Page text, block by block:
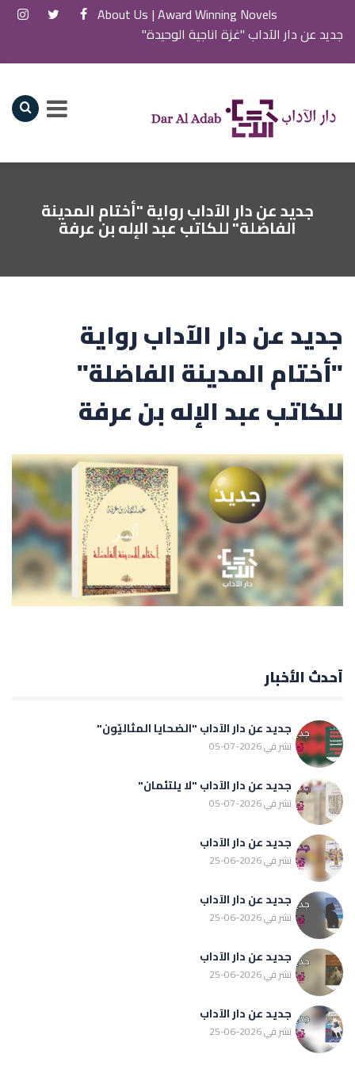
Award Winning Novels |
About Us
جديد عن دار الآداب "غزة اناجية الوحيدة"
جديد عن دار الآداب رواية "أختام المدينة
الفاضلة" للكاتب عبد الإله بن عرفة
جديد عن دار الآداب رواية
"أختام المدينة الفاضلة"
للكاتب عبد الإله بن عرفة
أحدث الأخبار
جديد عن دار الآداب "الضحايا المثاليّون"
نشر في 2026-07-05
جديد عن دار الآداب "لا يلتئمان"
نشر في 2026-07-05
جديد عن دار الآداب
نشر في 2026-06-25
جديد عن دار الآداب
نشر في 2026-06-25
جديد عن دار الآداب
نشر في 2026-06-25
جديد عن دار الآداب
نشر في 2026-06-25